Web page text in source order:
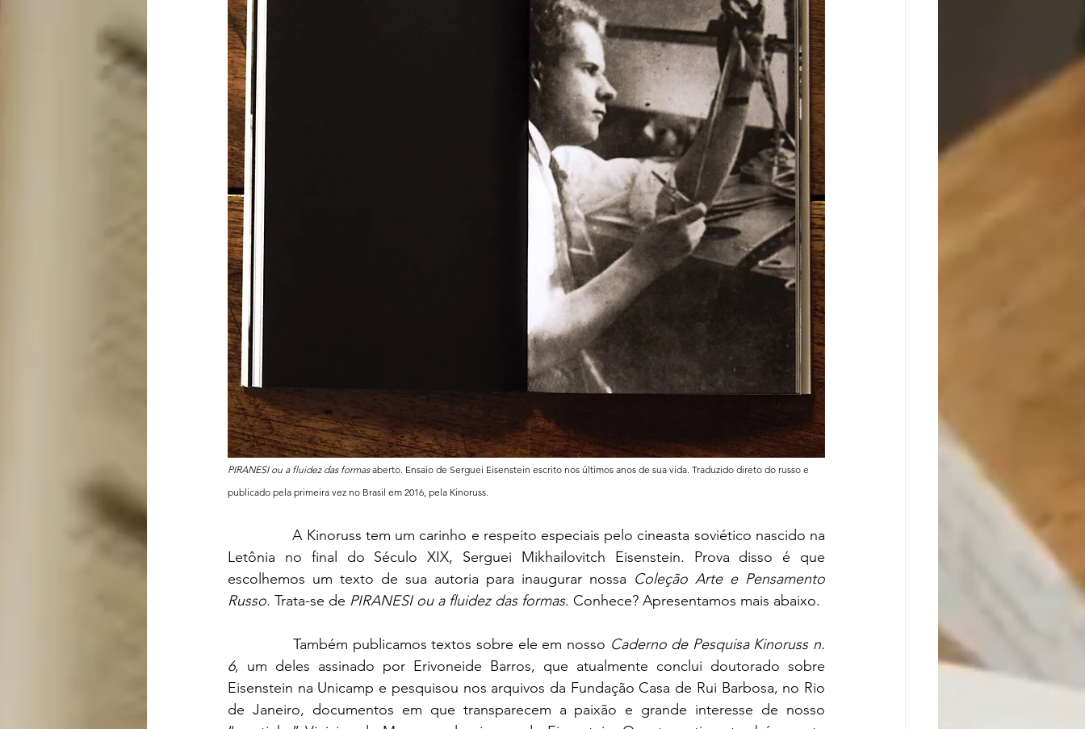
PIRANESI ou a fluidez das formas aberto. Ensaio de Serguei Eisenstein escrito nos últimos anos de sua vida. Traduzido direto do russo e
publicado pela primeira vez no Brasil em 2016, pela Kinoruss.
		A Kinoruss tem um carinho e respeito especiais pelo cineasta soviético nascido na
Letônia no final do Século XIX, Serguei Mikhailovitch Eisenstein. Prova disso é que
escolhemos um texto de sua autoria para inaugurar nossa Coleção Arte e Pensamento
Russo. Trata-se de PIRANESI ou a fluidez das formas. Conhece? Apresentamos mais abaixo.
		Também publicamos textos sobre ele em nosso
Caderno de Pesquisa Kinoruss n.
6, um deles assinado por Erivoneide Barros, que atualmente conclui doutorado sobre
Eisenstein na Unicamp e pesquisou nos arquivos da Fundação Casa de Rui Barbosa, no Rio
de Janeiro, documentos em que transparecem a paixão e grande interesse de nosso